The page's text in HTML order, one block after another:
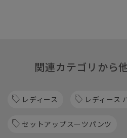
関連カテゴリから
レディース レディース
セットアップスーツパンツ